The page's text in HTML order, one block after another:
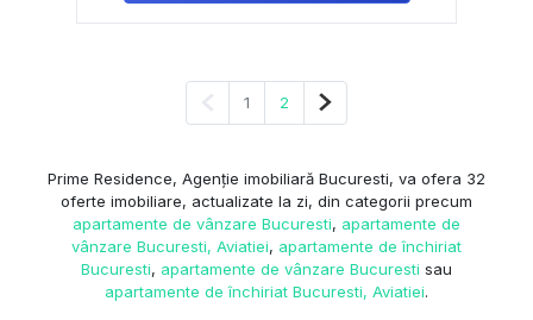
Pagina anterioară
1 2 Pagina următoare
Prime Residence, Agenție imobiliară Bucuresti, va ofera 32
oferte imobiliare, actualizate la zi, din categorii precum
apartamente de vânzare Bucuresti, apartamente de
vânzare Bucuresti, Aviatiei, apartamente de închiriat
Bucuresti, apartamente de vânzare Bucuresti sau
apartamente de închiriat Bucuresti, Aviatiei.